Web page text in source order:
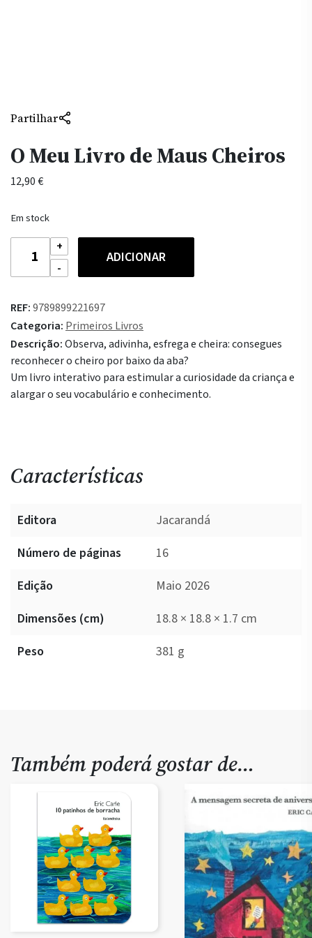
Partilhar
O Meu Livro de Maus Cheiros
12,90€
Em stock
Quantidade
O
Livro
de
Maus
Cheiros
ADICIONAR
REF:9789899221697
Categoria: Primeiros Livros
Descrição:Observa, adivinha, esfrega e cheira: consegues
reconhecer o cheiro por baixo da aba?
Um livro interativo para estimular a curiosidade da criança e
alargar o seu vocabulário e conhecimento.
Características
Editora
Jacarandá
Número de páginas
16
Edição
Maio 2026
Dimensões (cm)
18.8 × 18.8 × 1.7 cm
Peso
381 g
Também poderá gostar de…